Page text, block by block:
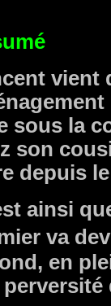
vient
sous la
son
depuis
ainsi
va
en
perversité